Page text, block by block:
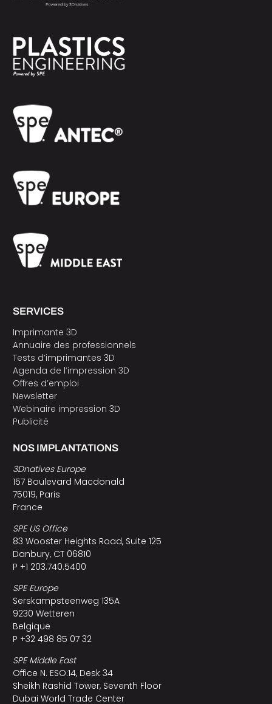
SERVICES
Imprimante 3D
Annuaire des professionnels
Tests d’imprimantes 3D
Agenda de l’impression 3D
Offres d’emploi
Newsletter
Webinaire impression 3D
Publicité
NOS IMPLANTATIONS
3Dnatives Europe
157 Boulevard Macdonald
75019, Paris
France
SPE US Office
83 Wooster Heights Road, Suite 125
Danbury, CT 06810
P +1 203.740.5400
SPE Europe
Serskampsteenweg 135A
9230 Wetteren
Belgique
P +32 498 85 07 32
SPE Middle East
Office N. ESO:14, Desk 34
Sheikh Rashid Tower, Seventh Floor
Dubai World Trade Center